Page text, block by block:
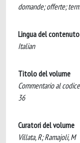
domande; offerte;
Lingua del contenuto
Italian
Titolo del volume
Commentario al
36
Curatori del volume
Villata, R; Ramajoli, M